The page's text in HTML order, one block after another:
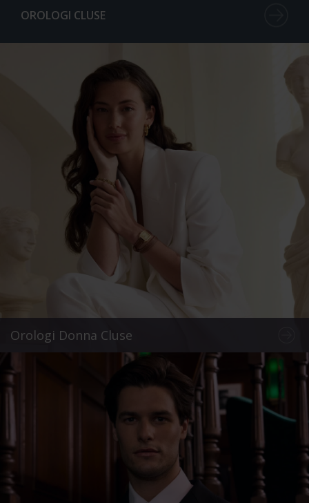
OROLOGI CLUSE
Orologi Donna Cluse